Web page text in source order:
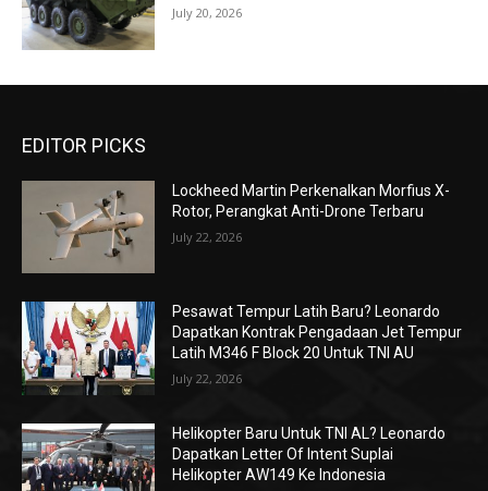
July 20, 2026
EDITOR PICKS
Lockheed Martin Perkenalkan Morfius X-
Rotor, Perangkat Anti-Drone Terbaru
July 22, 2026
Pesawat Tempur Latih Baru? Leonardo
Dapatkan Kontrak Pengadaan Jet Tempur
Latih M346 F Block 20 Untuk TNI AU
July 22, 2026
Helikopter Baru Untuk TNI AL? Leonardo
Dapatkan Letter Of Intent Suplai
Helikopter AW149 Ke Indonesia